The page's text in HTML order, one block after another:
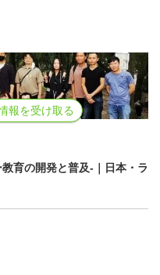
り組みます。インターネ
いてのリサーチを行いま
SNS利用実態や、スマ
報を受け取る
育の開発と普及-｜日本・ラ